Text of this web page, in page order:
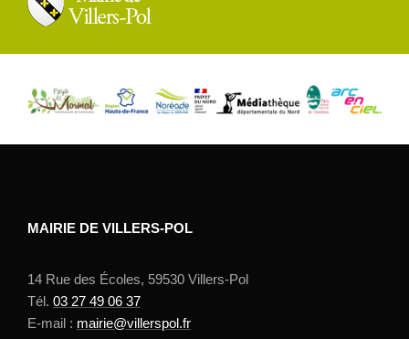
MAIRIE DE VILLERS-POL
14 Rue des Écoles, 59530 Villers-Pol
Tél. 03 27 49 06 37
E-mail : mairie@villerspol.fr